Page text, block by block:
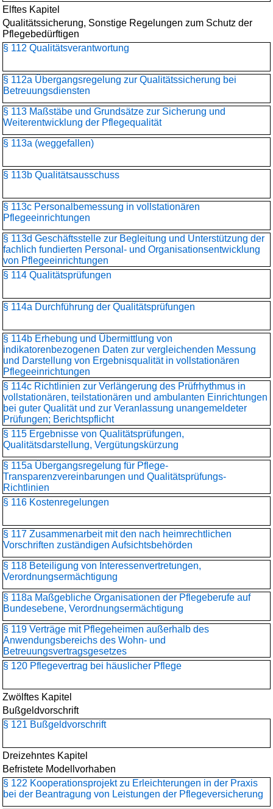
Elftes Kapitel
Qualitätssicherung, Sonstige Regelungen zum Schutz der
Pflegebedürftigen
§ 112 Qualitätsverantwortung
§ 112a Übergangsregelung zur Qualitätssicherung bei
Betreuungsdiensten
§ 113 Maßstäbe und Grundsätze zur Sicherung und
Weiterentwicklung der Pflegequalität
§ 113a (weggefallen)
§ 113b Qualitätsausschuss
§ 113c Personalbemessung in vollstationären
Pflegeeinrichtungen
§ 113d Geschäftsstelle zur Begleitung und Unterstützung der
fachlich fundierten Personal- und Organisationsentwicklung
von Pflegeeinrichtungen
§ 114 Qualitätsprüfungen
§ 114a Durchführung der Qualitätsprüfungen
§ 114b Erhebung und Übermittlung von
indikatorenbezogenen Daten zur vergleichenden Messung
und Darstellung von Ergebnisqualität in vollstationären
Pflegeeinrichtungen
§ 114c Richtlinien zur Verlängerung des Prüfrhythmus in
vollstationären, teilstationären und ambulanten Einrichtungen
bei guter Qualität und zur Veranlassung unangemeldeter
Prüfungen; Berichtspflicht
§ 115 Ergebnisse von Qualitätsprüfungen,
Qualitätsdarstellung, Vergütungskürzung
§ 115a Übergangsregelung für Pflege-
Transparenzvereinbarungen und Qualitätsprüfungs-
Richtlinien
§ 116 Kostenregelungen
§ 117 Zusammenarbeit mit den nach heimrechtlichen
Vorschriften zuständigen Aufsichtsbehörden
§ 118 Beteiligung von Interessenvertretungen,
Verordnungsermächtigung
§ 118a Maßgebliche Organisationen der Pflegeberufe auf
Bundesebene, Verordnungsermächtigung
§ 119 Verträge mit Pflegeheimen außerhalb des
Anwendungsbereichs des Wohn- und
Betreuungsvertragsgesetzes
§ 120 Pflegevertrag bei häuslicher Pflege
Zwölftes Kapitel
Bußgeldvorschrift
§ 121 Bußgeldvorschrift
Dreizehntes Kapitel
Befristete Modellvorhaben
§ 122 Kooperationsprojekt zu Erleichterungen in der Praxis
bei der Beantragung von Leistungen der Pflegeversicherung